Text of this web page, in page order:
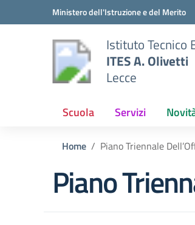
Vai ai contenuti
Vai al menu di navigazioneMinistero dell'Istruzione e del Merito
Istituto Tecnico
ITES A. Olivetti
Lecce
Scuola Servizi
Home Piano Triennale
Piano